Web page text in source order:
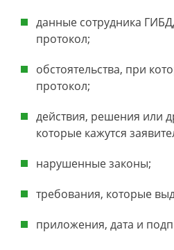
данные сотрудника
протокол;
обстоятельства, при
протокол;
действия, решения или
которые кажутся
нарушенные законы;
требования, которые
приложения, дата и